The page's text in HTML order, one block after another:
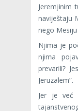
Jeremjinim
naviještaju
nego
Njima je
njima
prevarili?
Jeru­zalem”.
Jer je već